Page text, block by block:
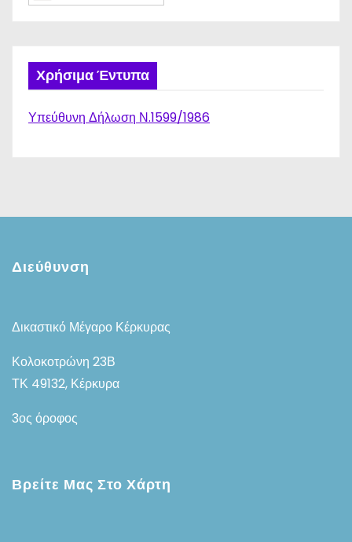
Χρήσιμα Έντυπα
Υπεύθυνη Δήλωση Ν.1599/1986
Διεύθυνση
Δικαστικό Μέγαρο Κέρκυρας
Κολοκοτρώνη 23Β
ΤΚ 49132, Κέρκυρα
3ος όροφος
Βρείτε Μας Στο Χάρτη